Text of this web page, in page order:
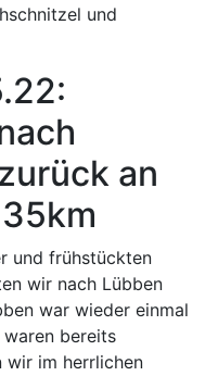
und
an
und frühstückten
wir nach Lübben
war wieder einmal
bereits
wir im herrlichen